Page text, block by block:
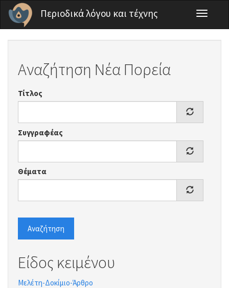
Παράκαμψη προς το κυρίως περιεχόμενο
Περιοδικά λόγου και τέχνης
Toggle
Αναζήτηση Νέα Πορεία
Τίτλος
Συγγραφέας
Θέματα
Αναζήτηση
Είδος κειμένου
Μελέτη-Δοκίμιο-Άρθρο